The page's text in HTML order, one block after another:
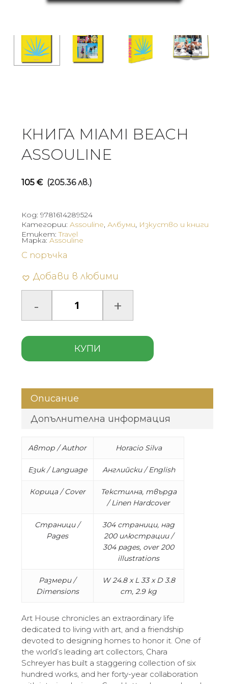
КНИГА MIAMI BEACH
ASSOULINE
105 € (205.36 лв.)
Код: 9781614289524
Категории: Assouline, Албуми, Изкуство и книги
Етикет:Travel
С поръчка
Добави в любими
КУПИ
Марка: Assouline
Описание
Допълнителна информация
Автор / Author Horacio Silva
Език / Language Английски / English
Корица / Cover
Текстилна, твърда
/ Linen Hardcover
Страници /
Pages
304 страници, над
200 илюстрации /
304 pages, over 200
illustrations
Размери /
Dimensions
W 24.8 x L 33 x D 3.8
cm, 2.9 kg
Art House chronicles an extraordinary life
dedicated to living with art, and a friendship
devoted to designing homes to honor it. One of
the world’s leading art collectors, Chara
Schreyer has built a staggering collection of six
hundred works, and her forty-year collaboration